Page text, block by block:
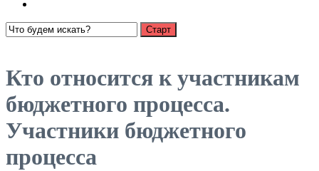
Кто относится к участникам
бюджетного процесса.
Участники бюджетного
процесса